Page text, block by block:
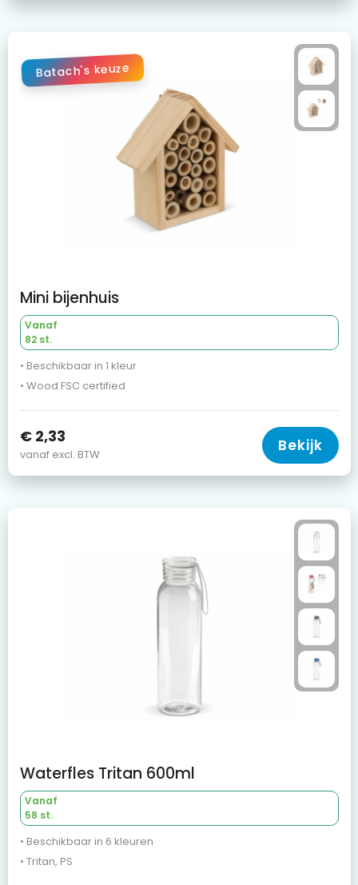
Batach's keuze
Mini bijenhuis
Vanaf
82 st.
• Beschikbaar in 1 kleur
• Wood FSC certified
€ 2,33
vanaf excl. BTW Bekijk
Waterfles Tritan 600ml
Vanaf
58 st.
• Beschikbaar in 6 kleuren
• Tritan, PS